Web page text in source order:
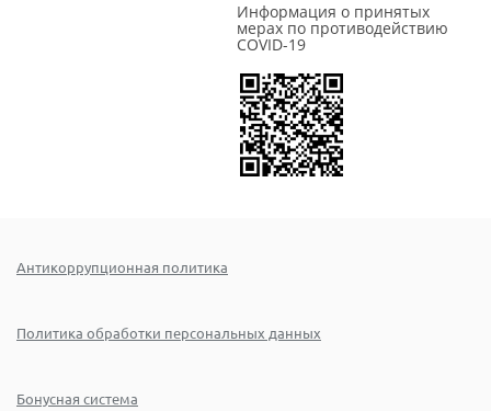
Информация о принятых
мерах по противодействию
COVID-19
Антикоррупционная политика
Политика обработки персональных данных
Бонусная система